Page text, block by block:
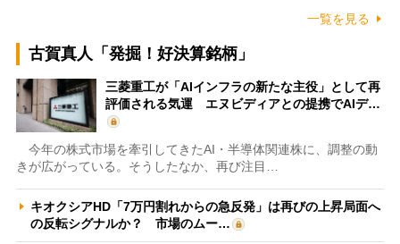
一覧を見る
古賀真人「発掘！好決算銘柄」
三菱重工が「AIインフラの新たな主役」として再
評価される気運 エヌビディアとの提携でAIデ…
今年の株式市場を牽引してきたAI・半導体関連株に、調整の動
きが広がっている。そうしたなか、再び注目…
キオクシアHD「7万円割れからの急反発」は再びの上昇局面へ
の反転シグナルか？ 市場のムー…